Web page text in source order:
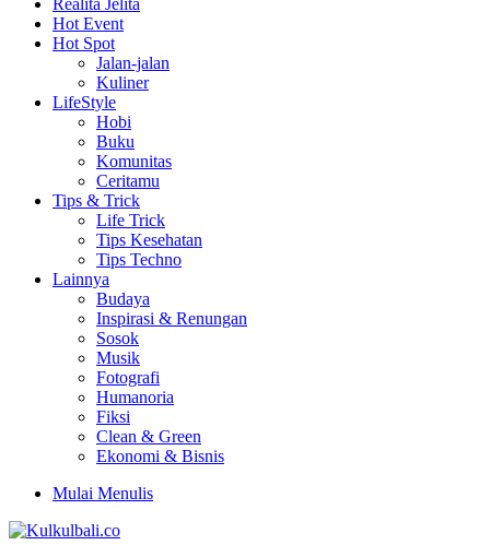
Realita Jelita
Hot Event
Hot Spot
Jalan-jalan
Kuliner
LifeStyle
Hobi
Buku
Komunitas
Ceritamu
Tips & Trick
Life Trick
Tips Kesehatan
Tips Techno
Lainnya
Budaya
Inspirasi & Renungan
Sosok
Musik
Fotografi
Humanoria
Fiksi
Clean & Green
Ekonomi & Bisnis
Mulai Menulis